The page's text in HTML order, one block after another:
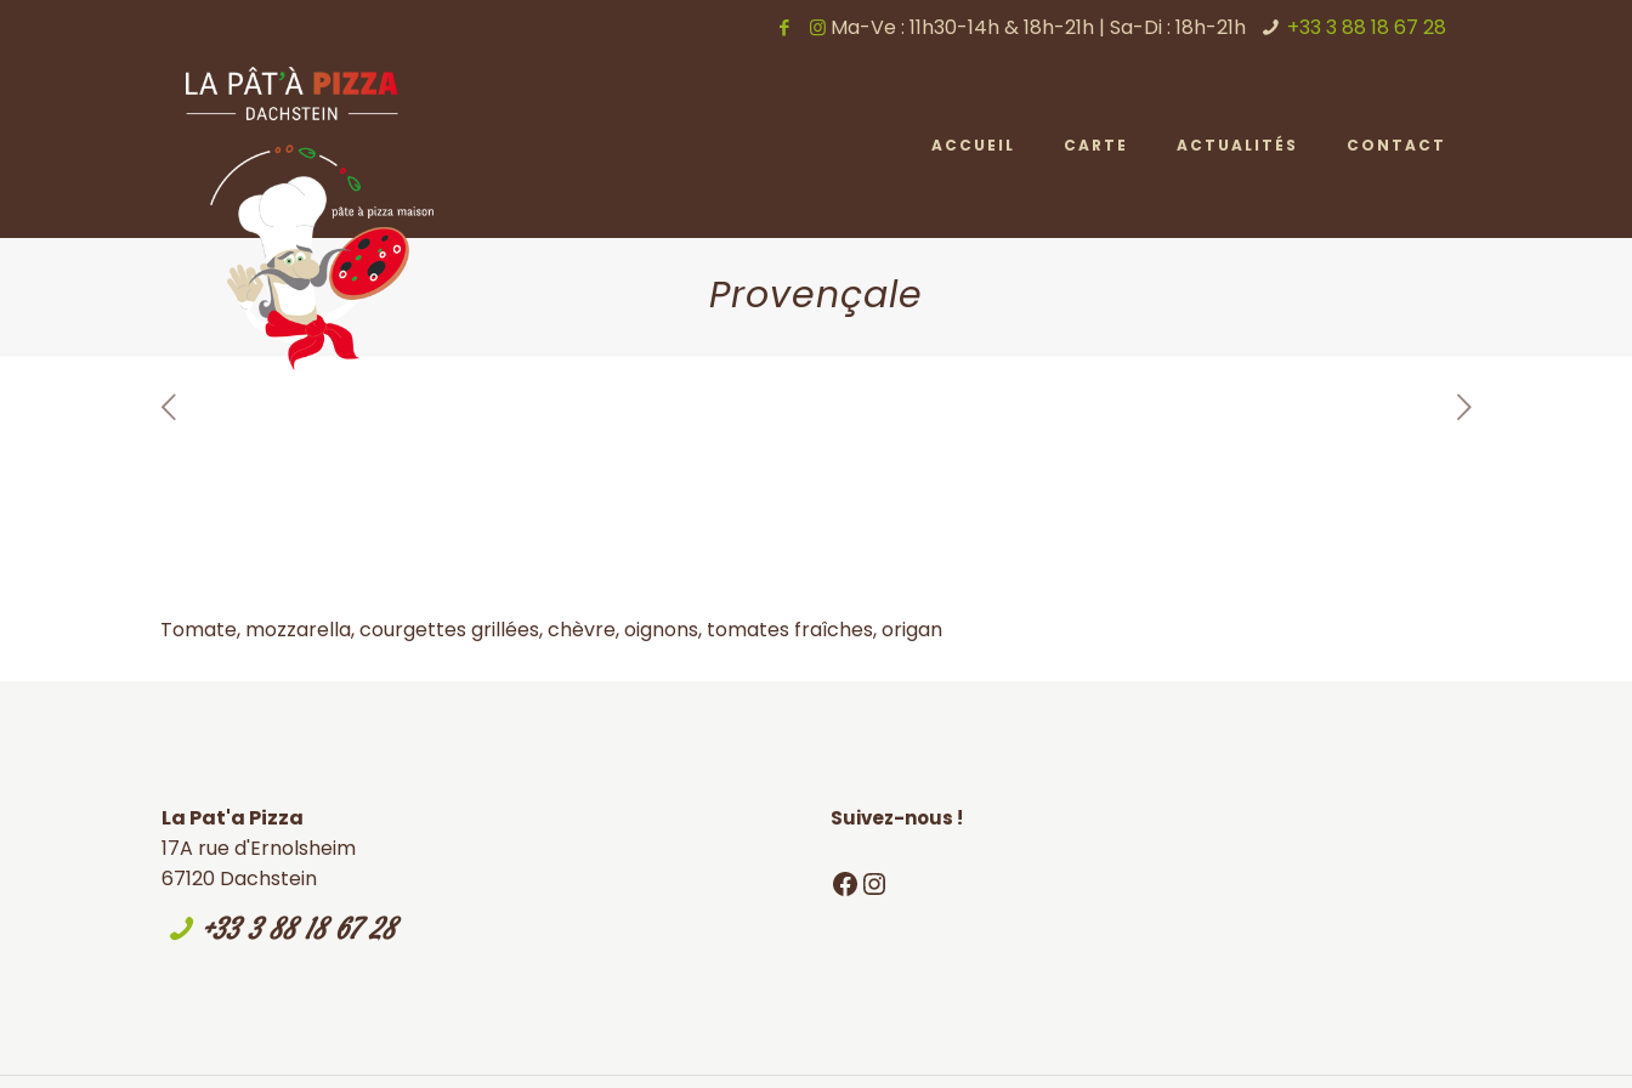
Ma-Ve : 11h30-14h & 18h-21h | Sa-Di : 18h-21h +33 3 88 18 67 28
ACCUEIL CARTE ACTUALITÉS CONTACT
Provençale
Tomate, mozzarella, courgettes grillées, chèvre, oignons, tomates fraîches, origan
La Pat'a Pizza
17A rue d'Ernolsheim
67120 Dachstein
+33 3 88 18 67 28
Suivez-nous !
Facebook
Instagram